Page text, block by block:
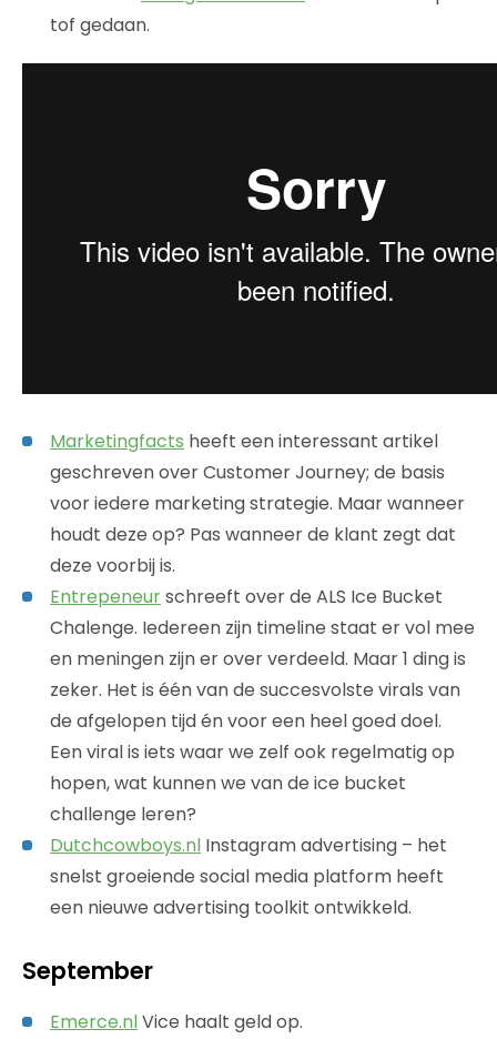
tof gedaan.
Marketingfacts heeft een interessant artikel
geschreven over Customer Journey; de basis
voor iedere marketing strategie. Maar wanneer
houdt deze op? Pas wanneer de klant zegt dat
deze voorbij is.
Entrepeneurschreeft over de ALS Ice Bucket
Chalenge. Iedereen zijn timeline staat er vol mee
en meningen zijn er over verdeeld. Maar 1 ding is
zeker. Het is één van de succesvolste virals van
de afgelopen tijd én voor een heel goed doel.
Een viral is iets waar we zelf ook regelmatig op
hopen, wat kunnen we van de ice bucket
challenge leren?
Dutchcowboys.nl Instagram advertising – het
snelst groeiende social media platform heeft
een nieuwe advertising toolkit ontwikkeld.
September
Emerce.nlVice haalt geld op.